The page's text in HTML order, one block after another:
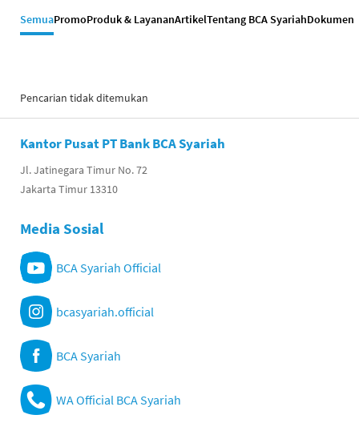
SemuaPromoProduk & LayananArtikelTentang BCA SyariahDokumen
Pencarian tidak ditemukan
Kantor Pusat PT Bank BCA Syariah
Jl. Jatinegara Timur No. 72
Jakarta Timur 13310
Media Sosial
BCA Syariah Official
bcasyariah.official
BCA Syariah
WA Official BCA Syariah